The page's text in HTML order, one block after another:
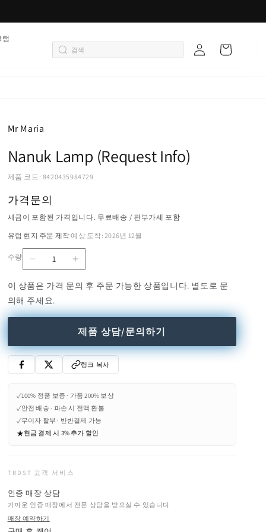
그
트
Mr Maria
Nanuk Lamp (Request Info)
제품 코드: 8420435984729
가격문의
세금이 포함된 가격입니다. 무료배송 / 관부가세 포함
유럽 현지 주문 제작·예상 도착: 2026년 12월
량
수량
Nanuk
(Request
Info)
수
줄
임
Nanuk
(Request
수
량
늘
림
이 상품은 가격 문의 후 주문 가능한 상품입니다. 별도로 문
의해 주세요.
제품 상담/문의하기
링크 복사
✓100% 정품 보증 · 가품 200% 보상
✓안전 배송 · 파손 시 전액 환불
✓무이자 할부 · 반반결제 가능
★현금 결제 시 3% 추가 할인
TRDST 고객 서비스
인증 매장 상담
가까운 인증 매장에서 전문 상담을 받으실 수 있습니다
매장 예약하기